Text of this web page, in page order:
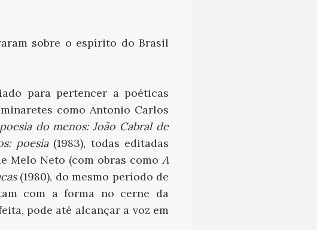
sobre o espírito do Brasil
para pertencer a poéticas
como Antonio Carlos
do menos: João Cabral de
poesia(1983), todas editadas
Melo Neto (com obras como A
(1980), do mesmo período de
com a forma no cerne da
pode até alcançar a voz em